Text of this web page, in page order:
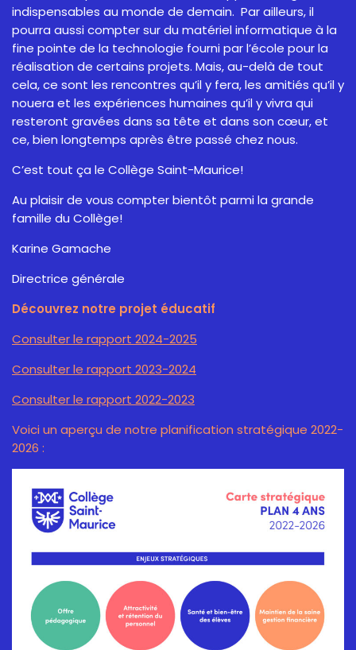
indispensables au monde de demain. Par ailleurs, il
pourra aussi compter sur du matériel informatique à la
fine pointe de la technologie fourni par l’école pour la
réalisation de certains projets. Mais, au-delà de tout
cela, ce sont les rencontres qu’il y fera, les amitiés qu’il y
nouera et les expériences humaines qu’il y vivra qui
resteront gravées dans sa tête et dans son cœur, et
ce, bien longtemps après être passé chez nous.
C’est tout ça le Collège Saint-Maurice!
Au plaisir de vous compter bientôt parmi la grande
famille du Collège!
Karine Gamache
Directrice générale
Découvrez notre projet éducatif
Consulter le rapport 2024-2025
Consulter le rapport 2023-2024
Consulter le rapport 2022-2023
Voici un aperçu de notre planification stratégique 2022-
2026 :